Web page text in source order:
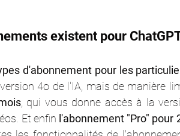
existent pour
d'abonnement pour les
4o de l'IA, mais de manière
, qui vous donne accès à la
Et enfin l'abonnement "Pro" pour